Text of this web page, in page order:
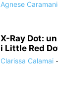
Agnese
X-Ray Dot:
i Little Red
Clarissa Calamai -